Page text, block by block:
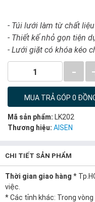
- Túi lưới làm từ chất
- Thiết kế nhỏ gọn tiện
- Lưới giặt có khóa kéo
1 -
MUA TRẢ GÓP 0
Mã sản phẩm: LK202
Thương hiệu: AISEN
CHI TIẾT SẢN PHẨM
Thời gian giao hàng *
việc.
* Các tỉnh khác: Trong